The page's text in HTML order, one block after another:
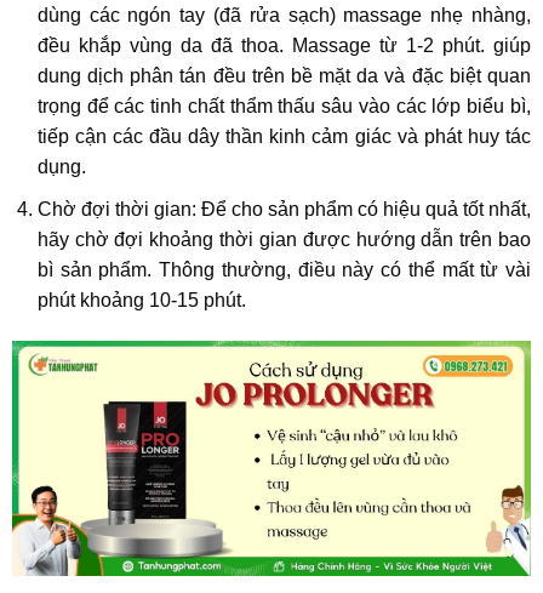
dùng các ngón tay (đã rửa sạch) massage nhẹ nhàng,
đều khắp vùng da đã thoa. Massage từ 1-2 phút. giúp
dung dịch phân tán đều trên bề mặt da và đặc biệt quan
trọng để các tinh chất thẩm thấu sâu vào các lớp biểu bì,
tiếp cận các đầu dây thần kinh cảm giác và phát huy tác
dụng.
Chờ đợi thời gian: Để cho sản phẩm có hiệu quả tốt nhất,
hãy chờ đợi khoảng thời gian được hướng dẫn trên bao
bì sản phẩm. Thông thường, điều này có thể mất từ vài
phút khoảng 10-15 phút.